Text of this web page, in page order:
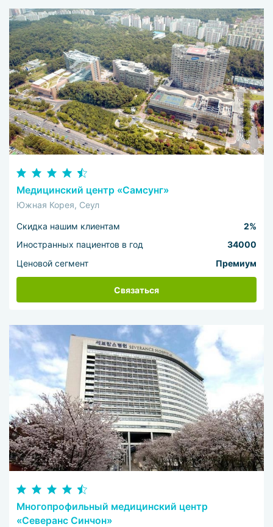
Медицинский центр «Самсунг»
Южная Корея, Сеул
Скидка нашим клиентам
2%
Иностранных пациентов в год
34000
Ценовой сегмент
Премиум
Связаться
Многопрофильный медицинский центр
«Северанс Синчон»